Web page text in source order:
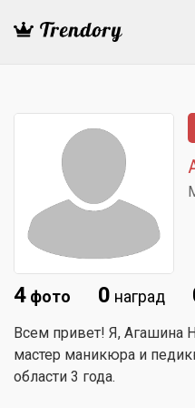
4 фото 0 наград
Всем привет! Я, Агашина
мастер маникюра и
области 3 года.